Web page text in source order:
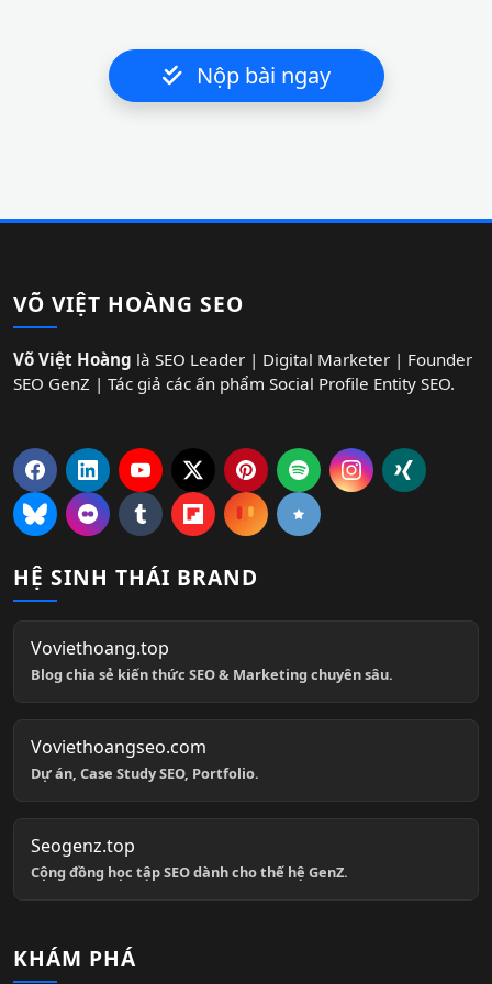
Nộp bài ngay
VÕ VIỆT HOÀNG SEO
Võ Việt Hoàng là SEO Leader | Digital Marketer | Founder
SEO GenZ | Tác giả các ấn phẩm Social Profile Entity SEO.
HỆ SINH THÁI BRAND
Voviethoang.top
Blog chia sẻ kiến thức SEO & Marketing chuyên sâu.
Voviethoangseo.com
Dự án, Case Study SEO, Portfolio.
Seogenz.top
Cộng đồng học tập SEO dành cho thế hệ GenZ.
KHÁM PHÁ